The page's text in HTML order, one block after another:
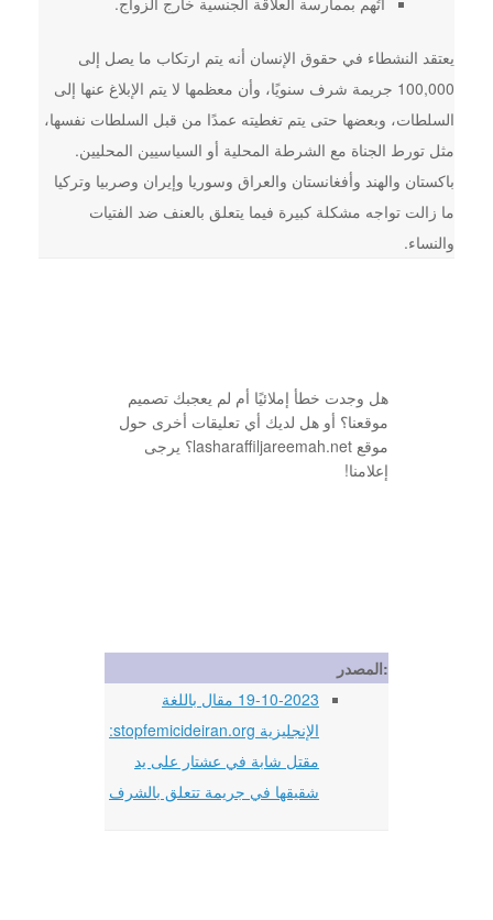
يعتقد النشطاء في حقوق الإنسان أنه يتم ارتكاب ما يصل إلى
100,000 جريمة شرف سنويًا، وأن معظمها لا يتم الإبلاغ عنها إلى
السلطات، وبعضها حتى يتم تغطيته عمدًا من قبل السلطات نفسها،
مثل تورط الجناة مع الشرطة المحلية أو السياسيين المحليين.
باكستان والهند وأفغانستان والعراق وسوريا وإيران وصربيا وتركيا
ما زالت تواجه مشكلة كبيرة فيما يتعلق بالعنف ضد الفتيات
والنساء.
هل وجدت خطأ إملائيًا أم لم يعجبك تصميم
موقعنا؟ أو هل لديك أي تعليقات أخرى حول
موقع lasharaffiljareemah.net؟ يرجى
إعلامنا!
المصدر:
19-10-2023 مقال باللغة
الإنجليزية stopfemicideiran.org:
مقتل شابة في عشتار على يد
شقيقها في جريمة تتعلق بالشرف